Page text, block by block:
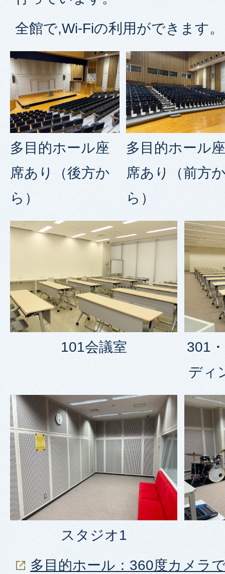
全館で,Wi-Fiの利用ができます。
多目的ホール座
席あり（後方か
ら）
多目的ホール
席あり（前方
ら）
101会議室
301
ディ
スタジオ1
多目的ホール：360度カメラ